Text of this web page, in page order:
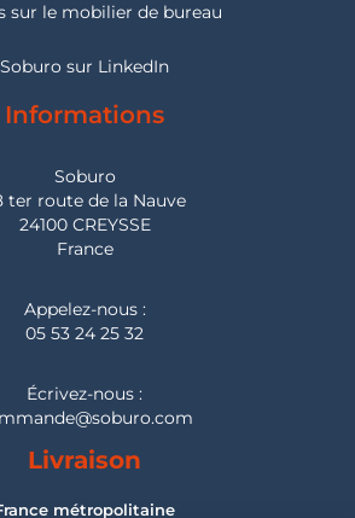
sur le mobilier de bureau
Soburo sur LinkedIn
Informations
Soburo
ter route de la Nauve
24100 CREYSSE
France
Appelez-nous :
05 53 24 25 32
Écrivez-nous :
Livraison
métropolitaine